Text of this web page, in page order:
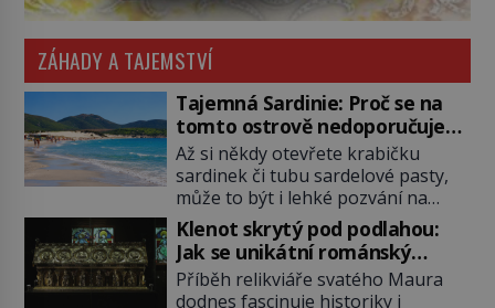
ZÁHADY A TAJEMSTVÍ
Tajemná Sardinie: Proč se na
tomto ostrově nedoporučuje
pytlovat „mořské brambory“?
Až si někdy otevřete krabičku
sardinek či tubu sardelové pasty,
může to být i lehké pozvání na
cestu do srdce Středozemního
moře, na ostrov hrdých Sardů.
Věděli jste, že to byl právě italský
ostrov Sardinie, jenž těmto
Klenot skrytý pod podlahou:
Jak se unikátní románský
poklad dostal do zapadlého
Bečova?
Příběh relikviáře svatého Maura
dodnes fascinuje historiky i